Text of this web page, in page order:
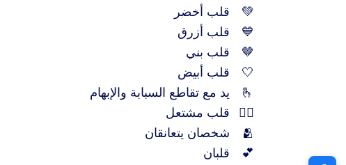
💚
قلب أخضر
💙
قلب أزرق
🤎
قلب بني
🤍
قلب أبيض
🫰
يد مع تقاطع السبابة والإبهام
❤️‍🔥
قلب مشتعل
🫂
شخصان يتعانقان
💕
قلبان